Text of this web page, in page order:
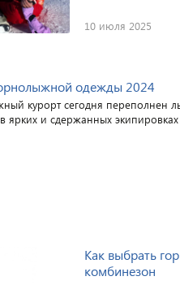
10 июля 2025
одежды 2024
курорт сегодня переполнен
ярких и сдержанных
Как выбрать
комбинезон